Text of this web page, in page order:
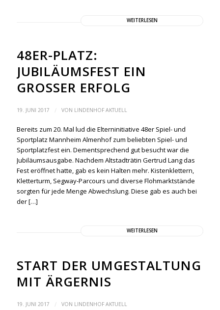
WEITERLESEN
48ER-PLATZ:
JUBILÄUMSFEST EIN
GROSSER ERFOLG
19. JUNI 2017 / VON LINDENHOF AKTUELL
Bereits zum 20. Mal lud die Elterninitiative 48er Spiel- und
Sportplatz Mannheim Almenhof zum beliebten Spiel- und
Sportplatzfest ein. Dementsprechend gut besucht war die
Jubiläumsausgabe. Nachdem Altstadträtin Gertrud Lang das
Fest eröffnet hatte, gab es kein Halten mehr. Kistenklettern,
Kletterturm, Segway-Parcours und diverse Flohmarktstände
sorgten für jede Menge Abwechslung. Diese gab es auch bei
der […]
WEITERLESEN
START DER UMGESTALTUNG
MIT ÄRGERNIS
19. JUNI 2017 / VON LINDENHOF AKTUELL